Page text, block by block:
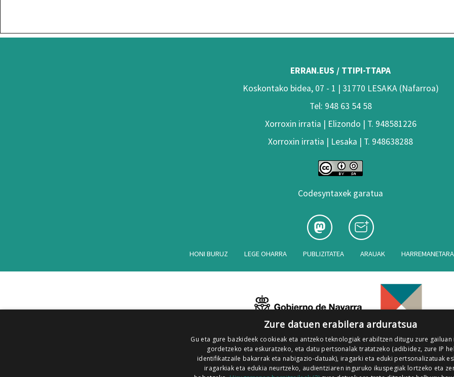
ERRAN.EUS / TTIPI-TTAPA
Koskontako bidea, 07 - 1 | 31770 LESAKA (Nafarroa)
Tel: 948 63 54 58
Xorroxin irratia | Elizondo | T. 948581226
Xorroxin irratia | Lesaka | T. 948638288
Codesyntaxek garatua
HONI BURUZ LEGE OHARRA PUBLIZITATEA ARAUAK
Zure datuen erabilera arduratsua
Gu eta gure bazkideek cookieak eta antzeko teknologiak erabiltzen ditugu zure
gordetzeko eta eskuratzeko, eta datu pertsonalak tratatzeko (adibidez, zure IP
identifikatzaile bakarrak eta nabigazio-datuak), iragarki eta eduki pertsonalizatuak
iragarkiak eta edukia neurtzeko, audientziaren inguruko ikuspegiak lortzeko eta